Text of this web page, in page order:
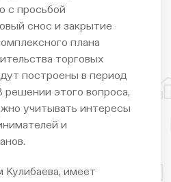
с просьбой
снос и закрытие
плана
торговых
построены в период
решении этого вопроса,
учитывать интересы
и
Кулибаева, имеет